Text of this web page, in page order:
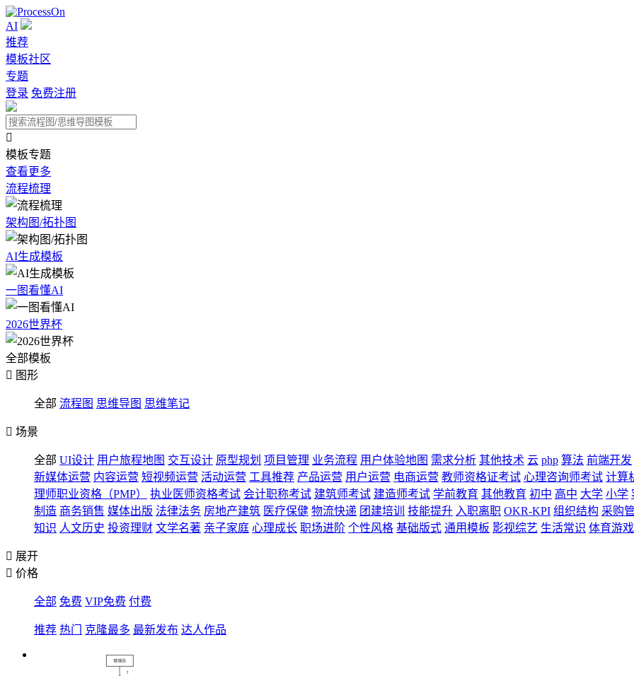
AI
推荐
模板社区
专题
登录 免费注册

模板专题
查看更多
流程梳理
架构图/拓扑图
AI生成模板
一图看懂AI
2026世界杯
全部模板
 图形
全部 流程图 思维导图 思维笔记
 场景
全部 UI设计 用户旅程地图 交互设计 原型规划 项目管理 业务流程 用户体验地图 需求分析 其他技术 云 php 算法 前端开发
新媒体运营 内容运营 短视频运营 活动运营 工具推荐 产品运营 用户运营 电商运营 教师资格证考试 心理咨询师考试 计算
理师职业资格（PMP）
执业医师资格考试 会计职称考试 建筑师考试 建造师考试 学前教育 其他教育 初中 高中 大学 小学
制造 商务销售 媒体出版 法律法务 房地产建筑 医疗保健 物流快递 团建培训 技能提升 入职离职 OKR-KPI 组织结构 采购
知识 人文历史 投资理财 文学名著 亲子家庭 心理成长 职场进阶 个性风格 基础版式 通用模板 影视综艺 生活常识 体育游戏
 展开
 价格
全部 免费 VIP免费 付费
推荐 热门 克隆最多 最新发布 达人作品